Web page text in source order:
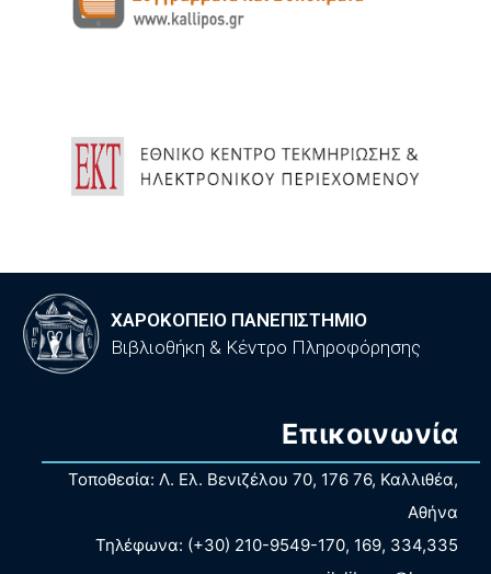
ΧΑΡΟΚΟΠΕΙΟ ΠΑΝΕΠΙΣΤΗΜΙΟ
Βιβλιοθήκη & Κέντρο Πληροφόρησης
Επικοινωνία
Τοποθεσία: Λ. Ελ. Βενιζέλου 70, 176 76, Καλλιθέα,
Αθήνα
Τηλέφωνα: (+30) 210-9549-170, 169, 334,335